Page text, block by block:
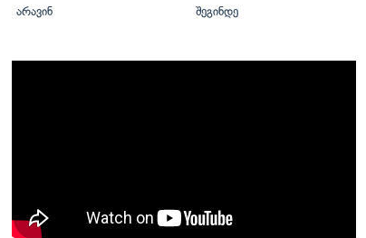
არავინ შეგინდე